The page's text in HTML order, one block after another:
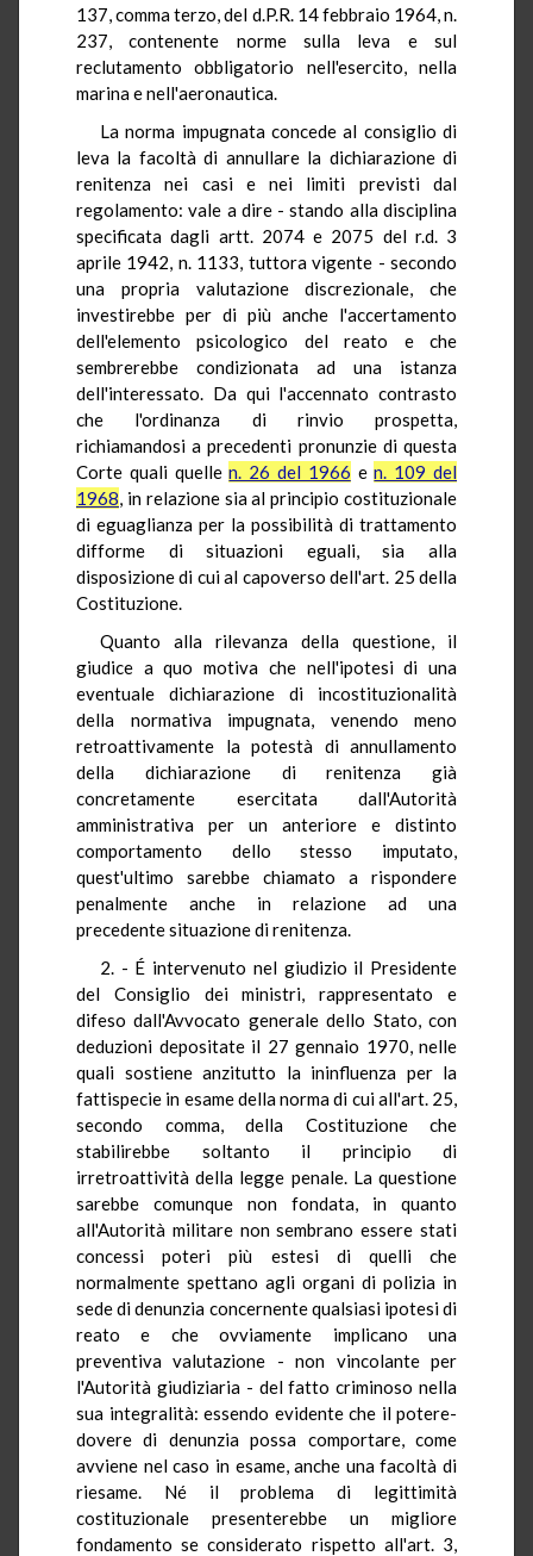
137, comma terzo, del d.P.R. 14 febbraio 1964, n.
237, contenente norme sulla leva e sul
reclutamento obbligatorio nell'esercito, nella
marina e nell'aeronautica.
La norma impugnata concede al consiglio di
leva la facoltà di annullare la dichiarazione di
renitenza nei casi e nei limiti previsti dal
regolamento: vale a dire - stando alla disciplina
specificata dagli artt. 2074 e 2075 del r.d. 3
aprile 1942, n. 1133, tuttora vigente - secondo
una propria valutazione discrezionale, che
investirebbe per di più anche l'accertamento
dell'elemento psicologico del reato e che
sembrerebbe condizionata ad una istanza
dell'interessato. Da qui l'accennato contrasto
che l'ordinanza di rinvio prospetta,
richiamandosi a precedenti pronunzie di questa
Corte quali quellen. 26 del 1966 en. 109 del
1968, in relazione sia al principio costituzionale
di eguaglianza per la possibilità di trattamento
difforme di situazioni eguali, sia alla
disposizione di cui al capoverso dell'art. 25 della
Costituzione.
Quanto alla rilevanza della questione, il
giudice a quo motiva che nell'ipotesi di una
eventuale dichiarazione di incostituzionalità
della normativa impugnata, venendo meno
retroattivamente la potestà di annullamento
della dichiarazione di renitenza già
concretamente esercitata dall'Autorità
amministrativa per un anteriore e distinto
comportamento dello stesso imputato,
quest'ultimo sarebbe chiamato a rispondere
penalmente anche in relazione ad una
precedente situazione di renitenza.
2. - É intervenuto nel giudizio il Presidente
del Consiglio dei ministri, rappresentato e
difeso dall'Avvocato generale dello Stato, con
deduzioni depositate il 27 gennaio 1970, nelle
quali sostiene anzitutto la ininfluenza per la
fattispecie in esame della norma di cui all'art. 25,
secondo comma, della Costituzione che
stabilirebbe soltanto il principio di
irretroattività della legge penale. La questione
sarebbe comunque non fondata, in quanto
all'Autorità militare non sembrano essere stati
concessi poteri più estesi di quelli che
normalmente spettano agli organi di polizia in
sede di denunzia concernente qualsiasi ipotesi di
reato e che ovviamente implicano una
preventiva valutazione - non vincolante per
l'Autorità giudiziaria - del fatto criminoso nella
sua integralità: essendo evidente che il potere-
dovere di denunzia possa comportare, come
avviene nel caso in esame, anche una facoltà di
riesame. Né il problema di legittimità
costituzionale presenterebbe un migliore
fondamento se considerato rispetto all'art. 3,